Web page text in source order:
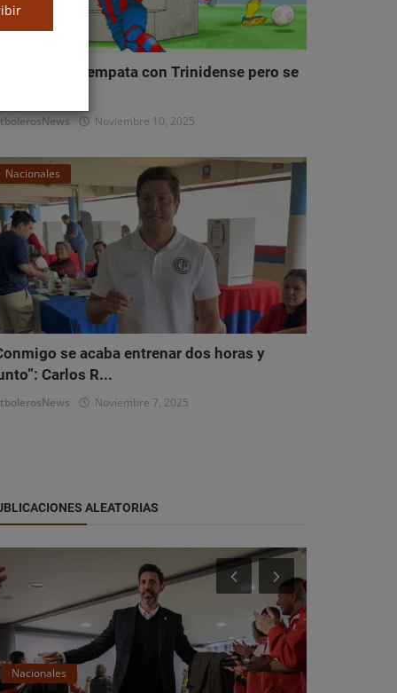
Porteño empata con Trinidense pero se
Noviembre 10, 2025
Nacionales
se acaba entrenar dos horas y
Carlos R...
Noviembre 7, 2025
ALEATORIAS
Nacionales
Deportivo Recoleta Empata con